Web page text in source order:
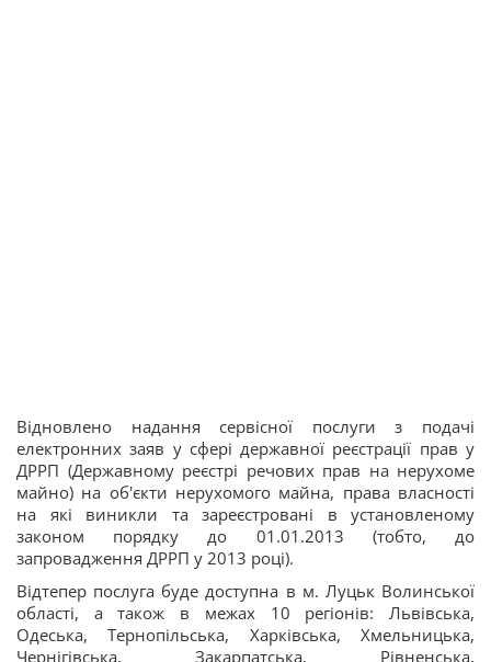
Відновлено надання сервісної послуги з подачі
електронних заяв у сфері державної реєстрації прав у
ДРРП (Державному реєстрі речових прав на нерухоме
майно) на об'єкти нерухомого майна, права власності
на які виникли та зареєстровані в установленому
законом порядку до 01.01.2013 (тобто, до
запровадження ДРРП у 2013 році).
Відтепер послуга буде доступна в м. Луцьк Волинської
області, а також в межах 10 регіонів: Львівська,
Одеська, Тернопільська, Харківська, Хмельницька,
Чернігівська, Закарпатська, Рівненська,